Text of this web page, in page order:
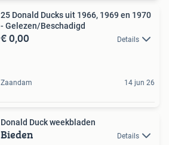
25 Donald Ducks uit 1966, 1969 en 1970
- Gelezen/Beschadigd
€ 0,00 Details
Zaandam 14 jun 26
Donald Duck weekbladen
Bieden Details